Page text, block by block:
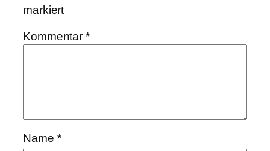
markiert
Kommentar*
Name *